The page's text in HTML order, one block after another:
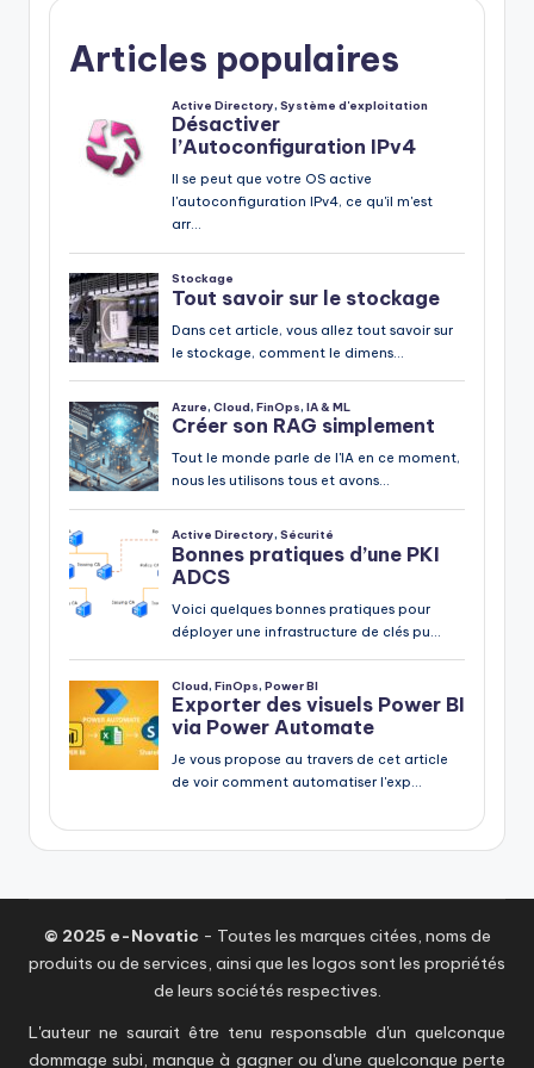
Articles populaires
© 2025 e-Novatic - Toutes les marques citées, noms de
produits ou de services, ainsi que les logos sont les propriétés
de leurs sociétés respectives.
L'auteur ne saurait être tenu responsable d'un quelconque
dommage subi, manque à gagner ou d'une quelconque perte